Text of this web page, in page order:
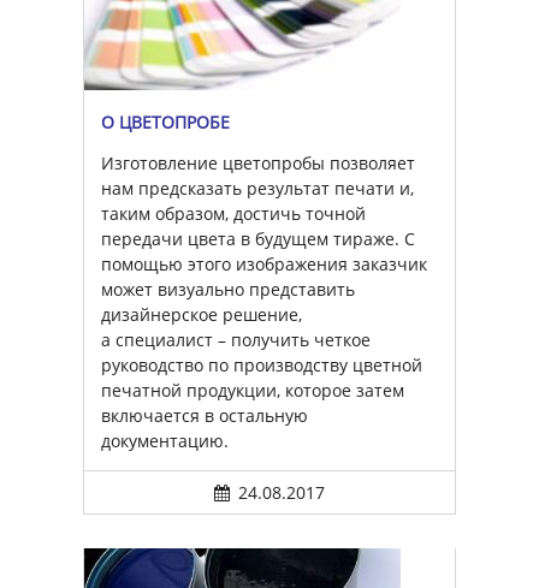
О ЦВЕТОПРОБЕ
Изготовление цветопробы позволяет
нам предсказать результат печати и,
таким образом, достичь точной
передачи цвета в будущем тираже. С
помощью этого изображения заказчик
может визуально представить
дизайнерское решение,
а специалист – получить четкое
руководство по производству цветной
печатной продукции, которое затем
включается в остальную
документацию.
24.08.2017